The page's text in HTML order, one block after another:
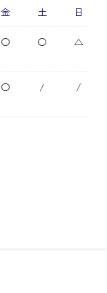
金 土 日
〇 〇 △
〇 / /